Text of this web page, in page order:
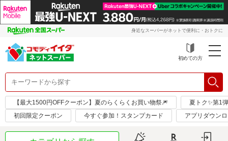
身近なスーパーがネットで便利に・おトクに
初めての方
【最大1500円OFFクーポン】夏のらくらくお買い物祭🎆
夏トク✨第1
初回限定クーポン
今すぐ参加！スタンプカード アプリダウン